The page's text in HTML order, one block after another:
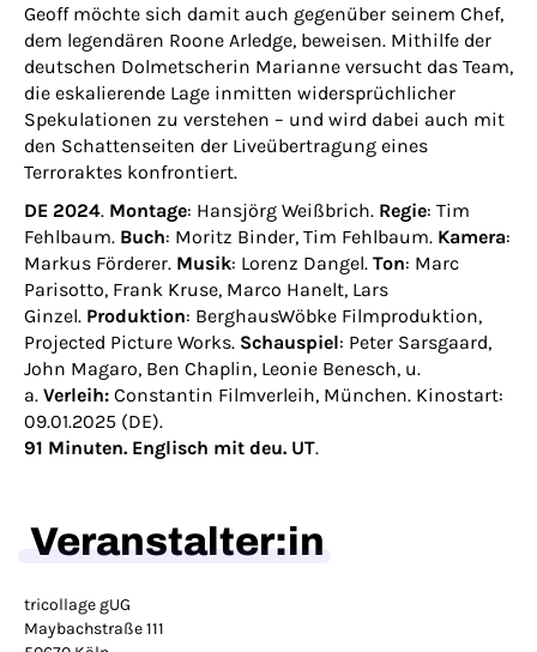
Geoff möchte sich damit auch gegenüber seinem Chef,
dem legendären Roone Arledge, beweisen. Mithilfe der
deutschen Dolmetscherin Marianne versucht das Team,
die eskalierende Lage inmitten widersprüchlicher
Spekulationen zu verstehen – und wird dabei auch mit
den Schattenseiten der Liveübertragung eines
Terroraktes konfrontiert.
DE 2024. Montage: Hansjörg Weißbrich. Regie: Tim
Fehlbaum. Buch: Moritz Binder, Tim Fehlbaum. Kamera:
Markus Förderer. Musik: Lorenz Dangel. Ton: Marc
Parisotto, Frank Kruse, Marco Hanelt, Lars
Ginzel. Produktion: BerghausWöbke Filmproduktion,
Projected Picture Works. Schauspiel: Peter Sarsgaard,
John Magaro, Ben Chaplin, Leonie Benesch, u.
a. Verleih: Constantin Filmverleih, München. Kinostart:
09.01.2025 (DE).
91 Minuten. Englisch mit deu. UT.
Veranstalter:in
tricollage gUG
Maybachstraße 111